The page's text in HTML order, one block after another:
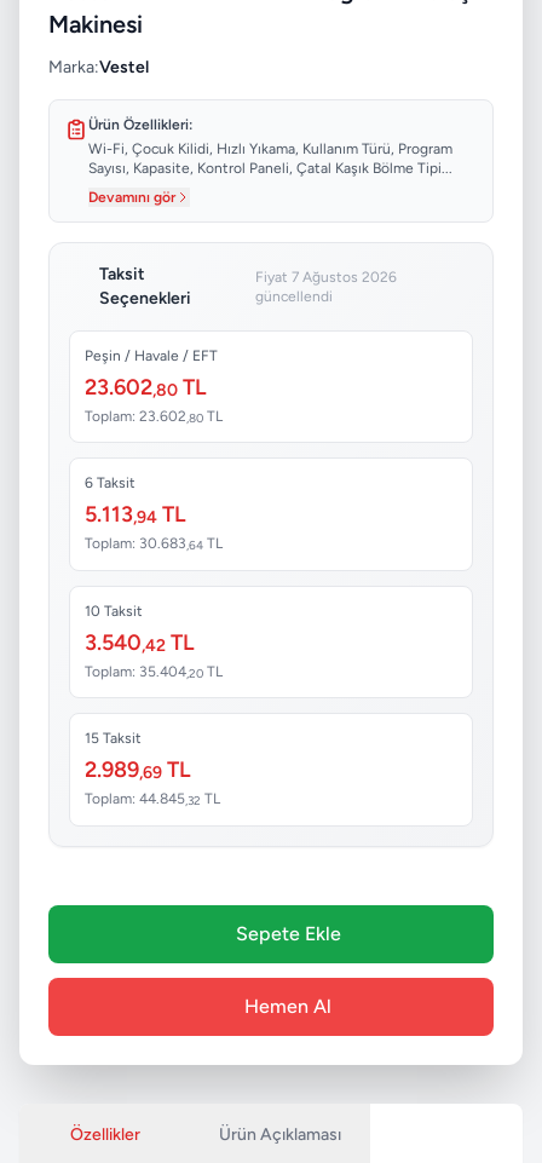
Makinesi
Marka:Vestel
Ürün Özellikleri:
Wi-Fi, Çocuk Kilidi, Hızlı Yıkama, Kullanım Türü, Program
Sayısı, Kapasite, Kontrol Paneli, Çatal Kaşık Bölme Tipi...
Devamını gör
Taksit
Seçenekleri
Fiyat 7 Ağustos 2026
güncellendi
Peşin / Havale / EFT
23.602,80 TL
Toplam: 23.602 ,80 TL
6 Taksit
5.113,94 TL
Toplam: 30.683 ,64 TL
10 Taksit
3.540,42 TL
Toplam: 35.404,20 TL
15 Taksit
2.989,69 TL
Toplam: 44.845 ,32 TL
Sepete Ekle
Hemen Al
Özellikler Ürün Açıklaması